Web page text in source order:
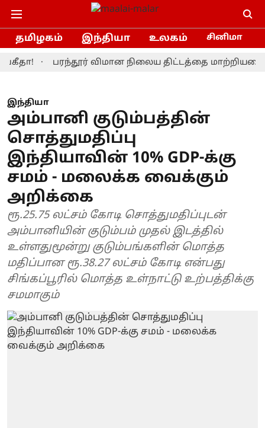
தமிழகம் இந்தியா உலகம் சினிமா
பரந்தூர் விமான நிலைய திட்டத்தை மாற்றியமைக்க
இந்தியா
அம்பானி குடும்பத்தின்
சொத்துமதிப்பு
இந்தியாவின் 10% GDP-க்கு
சமம் - மலைக்க வைக்கும்
அறிக்கை
ரூ.25.75 லட்சம் கோடி சொத்துமதிப்புடன்
அம்பானியின் குடும்பம் முதல் இடத்தில்
உள்ளதுமூன்று குடும்பங்களின் மொத்த
மதிப்பான ரூ.38.27 லட்சம் கோடி என்பது
சிங்கப்பூரில் மொத்த உள்நாட்டு உற்பத்திக்கு
சமமாகும்